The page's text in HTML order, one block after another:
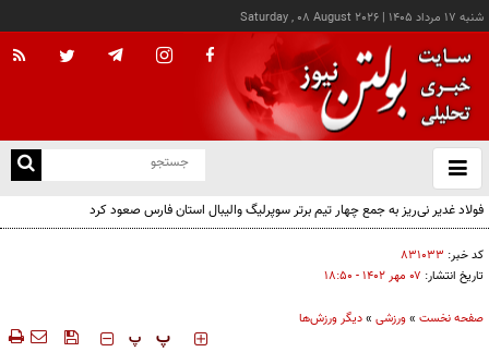
شنبه ۱۷ مرداد ۱۴۰۵ |
Saturday , 08 August 2026
باز
و
فولاد غدیر نی‌ریز به جمع چهار تیم برتر سوپرلیگ والیبال استان فارس صعود کرد
کد خبر: ۸۳۱۰۳۳
تاریخ انتشار: ۰۷ مهر ۱۴۰۲ - ۱۸:۵۰
صفحه نخست »ورزشی »دیگر ورزش‌ها
‍‍‍ پ پ